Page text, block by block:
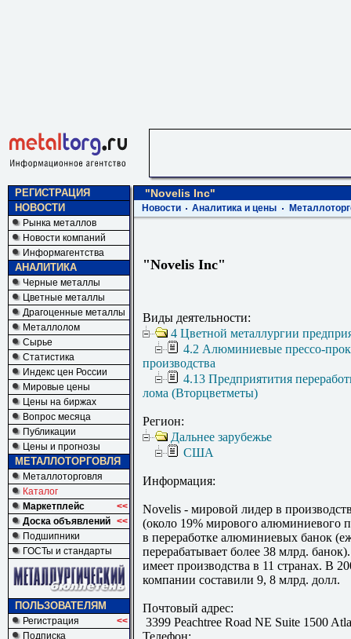
РЕГИСТРАЦИЯ
НОВОСТИ
Рынка металлов
Новости компаний
Информагентства
АНАЛИТИКА
Черные металлы
Цветные металлы
Драгоценные металлы
Металлолом
Сырье
Статистика
Индекс цен России
Мировые цены
Цены на биржах
Вопрос месяца
Публикации
Цены и прогнозы
МЕТАЛЛОТОРГОВЛЯ
Металлоторговля
Каталог
Маркетплейс
<<
Доска объявлений <<
Подшипники
ГОСТы и стандарты
ПОЛЬЗОВАТЕЛЯМ
Регистрация
<<
Подписка
"Novelis Inc"
Новости Аналитика и цены
"Novelis Inc"
Виды деятельности:
4 Цветной металлургии
4.2 Алюминиевые прессо-
производства
4.13 Предприятития
лома (Вторцветметы)
Регион:
Дальнее зарубежье
США
Информация:
Novelis - мировой лидер в
(около 19% мирового алюминиевого
в переработке алюминиевых банок
перерабатывает более 38 млрд.
имеет производства в 11 странах. В
компании составили 9, 8 млрд. долл.
Почтовый адрес:
3399 Peachtree Road NE Suite 1500
Телефон: